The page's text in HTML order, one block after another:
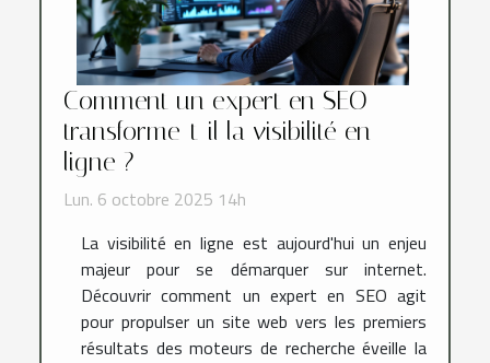
Comment un expert en SEO
transforme-t-il la visibilité en
ligne ?
Lun. 6 octobre 2025 14h
La visibilité en ligne est aujourd'hui un enjeu
majeur pour se démarquer sur internet.
Découvrir comment un expert en SEO agit
pour propulser un site web vers les premiers
résultats des moteurs de recherche éveille la